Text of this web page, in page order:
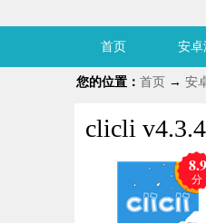
首页 安卓
您的位置： 首页 → 安
clicli v4.3.4
8.9
分
为二次元爱好者打造的追番神器